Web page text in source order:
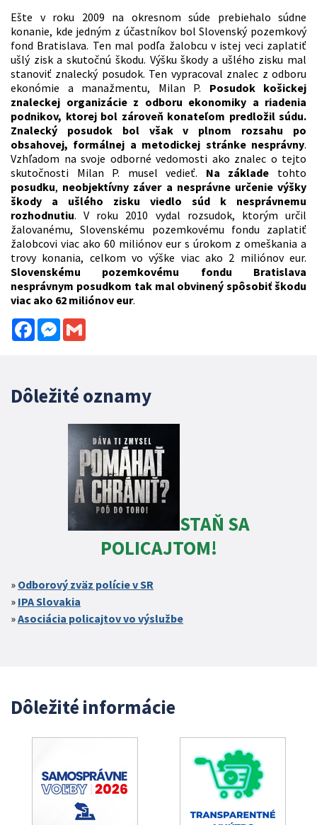
Ešte v roku 2009 na okresnom súde prebiehalo súdne
konanie, kde jedným z účastníkov bol Slovenský pozemkový
fond Bratislava. Ten mal podľa žalobcu v istej veci zaplatiť
ušlý zisk a skutočnú škodu. Výšku škody a ušlého zisku mal
stanoviť znalecký posudok. Ten vypracoval znalec z odboru
ekonómie a manažmentu, Milan P. Posudok košickej
znaleckej organizácie z odboru ekonomiky a riadenia
podnikov, ktorej bol zároveň konateľom predložil súdu.
Znalecký posudok bol však v plnom rozsahu po
obsahovej, formálnej a metodickej stránke nesprávny.
Vzhľadom na svoje odborné vedomosti ako znalec o tejto
skutočnosti Milan P. musel vedieť. Na základe tohto
posudku, neobjektívny záver a nesprávne určenie výšky
škody a ušlého zisku viedlo súd k nesprávnemu
rozhodnutiu. V roku 2010 vydal rozsudok, ktorým určil
žalovanému, Slovenskému pozemkovému fondu zaplatiť
žalobcovi viac ako 60 miliónov eur s úrokom z omeškania a
trovy konania, celkom vo výške viac ako 2 miliónov eur.
Slovenskému pozemkovému fondu Bratislava
nesprávnym posudkom tak mal obvinený spôsobiť škodu
viac ako 62 miliónov eur.
FacebookMessenger
Dôležité oznamy
STAŇ SA
POLICAJTOM!
Odborový zväz polície v SR
IPA Slovakia
Asociácia policajtov vo výslužbe
Dôležité informácie